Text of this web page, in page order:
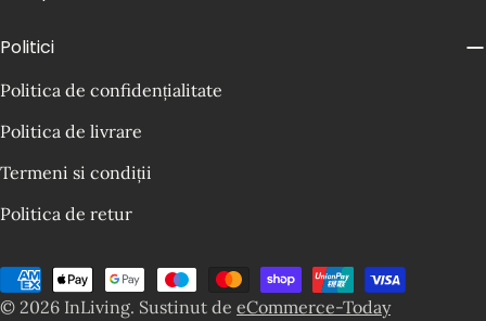
Politici
Politica de confidențialitate
Politica de livrare
Termeni si condiții
Politica de retur
© 2026 InLiving. Sustinut de eCommerce-Today
Metode
de